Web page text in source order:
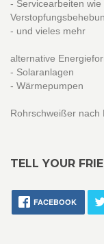
- Servicearbeiten wie
- und vieles mehr
alternative
- Solaranlagen
- Wärmepumpen
Rohrschweißer nach
TELL YOUR
FACEBOOK